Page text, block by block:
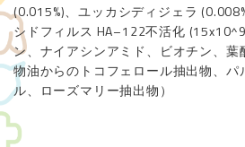
(0.015%)、ユッカシディジェラ
シドフィルス HA–122不活化
ン、ナイアシンアミド、ビオチン、
物油からのトコフェロール抽出物、
ル、ローズマリー抽出物）